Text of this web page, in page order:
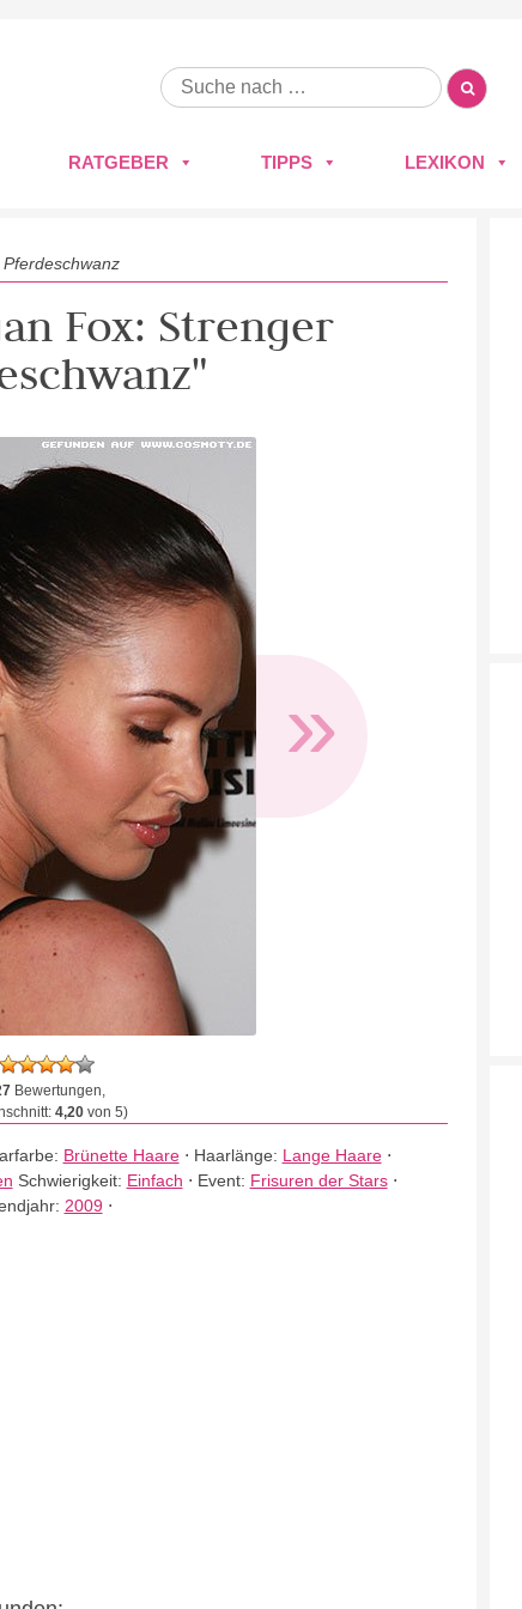
RATGEBER TIPPS LEXIKON
Fox: Strenger
»
Bewertungen,
4,20von 5)
Brünette Haare⋅ Haarlänge: Lange Haare⋅
Schwierigkeit: Einfach ⋅ Event: Frisuren der Stars⋅
2009 ⋅